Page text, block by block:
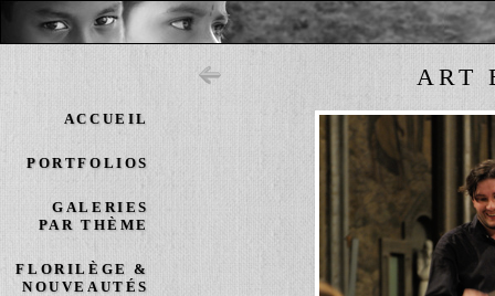
ART
ACCUEIL
PORTFOLIOS
GALERIES
PAR THÈME
FLORILÈGE &
NOUVEAUTÉS